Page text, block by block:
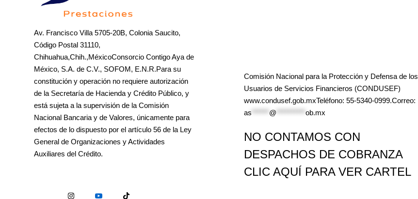
Av. Francisco Villa 5705-20B, Colonia Saucito,
Código Postal 31110,
Chihuahua,Chih.,MéxicoConsorcio Contigo Aya de
México, S.A. de C.V., SOFOM, E.N.R.Para su
constitución y operación no requiere autorización
de la Secretaría de Hacienda y Crédito Público, y
está sujeta a la supervisión de la Comisión
Nacional Bancaria y de Valores, únicamente para
efectos de lo dispuesto por el artículo 56 de la Ley
General de Organizaciones y Actividades
Auxiliares del Crédito.
Comisión Nacional para la Protección y Defensa de los
Usuarios de Servicios Financieros (CONDUSEF)
www.condusef.gob.mxTeléfono: 55-5340-0999.Correo:
as
@ ob.mx
NO CONTAMOS CON
DESPACHOS DE COBRANZA
CLIC AQUÍ PARA VER CARTEL